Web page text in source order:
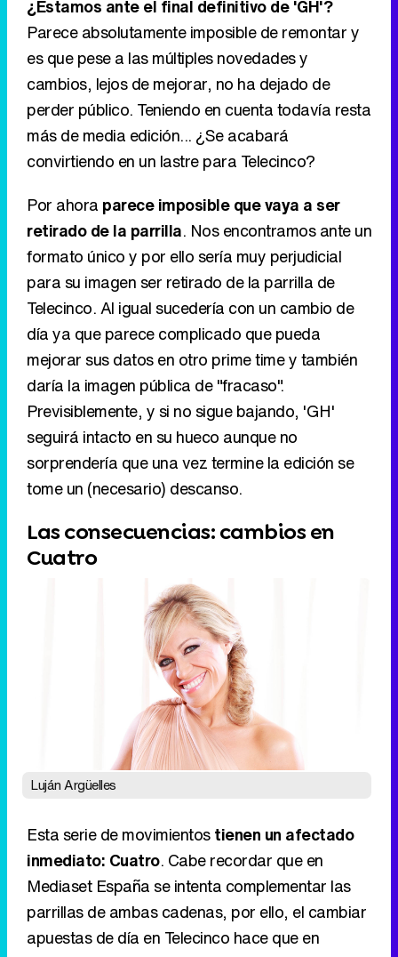
más de media edición... ¿Se acabará
convirtiendo en un lastre para Telecinco?
Por ahoraparece imposible que vaya a ser
retirado de la parrilla. Nos encontramos ante un
formato único y por ello sería muy perjudicial
para su imagen ser retirado de la parrilla de
día ya que parece complicado que pueda
mejorar sus datos en otro prime time y también
daría la imagen pública de "fracaso".
Previsiblemente, y si no sigue bajando, 'GH'
seguirá intacto en su hueco aunque no
sorprendería que una vez termine la edición se
tome un (necesario) descanso.
Las consecuencias: cambios en
Cuatro
Esta serie de movimientostienen un afectado
inmediato: Cuatro. Cabe recordar que en
Mediaset España se intenta complementar las
parrillas de ambas cadenas, por ello, el cambiar
Cuatro las suyas deban también moverse. A
partir de esta misma semana, '¿Quién quiere
casarse con mi hijo?' vuelve a cambiar de día
(otra vez) pasando a los miércoles para así
alejarse de 'La que se avecina' y 'Héroes, más